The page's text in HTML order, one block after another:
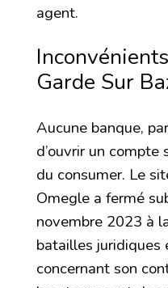
agent.
Garde Sur
Aucune banque,
d’ouvrir un compte
du consumer. Le
Omegle a fermé
novembre 2023 à
batailles juridiques
concernant son